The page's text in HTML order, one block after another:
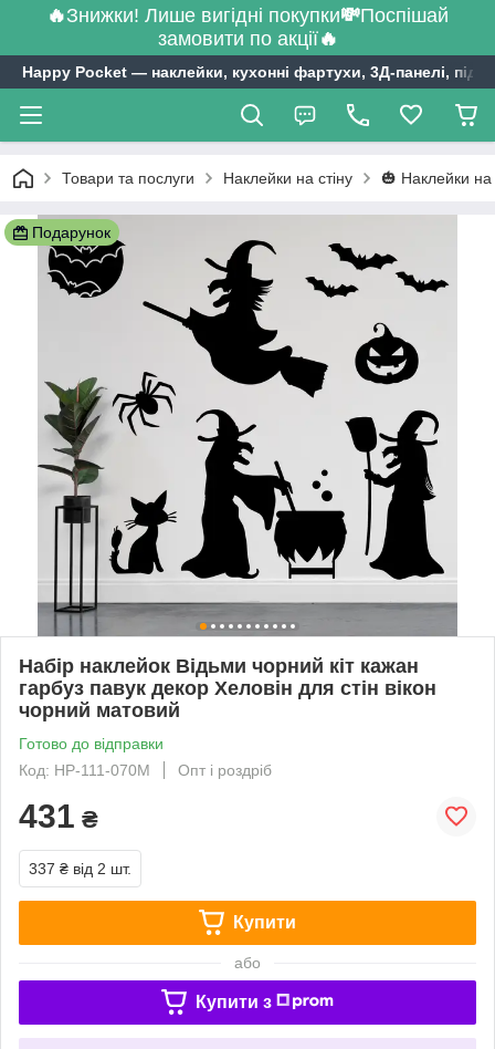
🔥Знижки! Лише вигідні покупки💸Поспішай
замовити по акції🔥
Happy Pocket ― наклейки, кухонні фартухи, 3Д-панелі,
Товари та послуги Наклейки на стіну 🎃 Наклейки на
Подарунок
Набір наклейок Відьми чорний кіт кажан
гарбуз павук декор Хеловін для стін вікон
чорний матовий
Готово до відправки
Код: HP-111-070M
Опт і роздріб
431 ₴
337 ₴ від 2 шт.
Купити
або
Купити з